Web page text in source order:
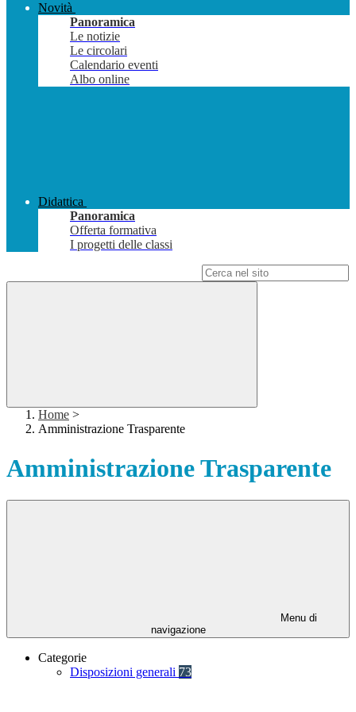
Novità
Panoramica
Le notizie
Le circolari
Calendario eventi
Albo online
Didattica
Panoramica
Offerta formativa
I progetti delle classi
Home >
Amministrazione Trasparente
Amministrazione Trasparente
Menu di
navigazione
Categorie
Disposizioni generali 73